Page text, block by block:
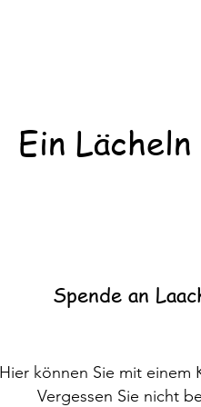
Ein
Spende an
Hier können Sie mit einem
Vergessen Sie nicht